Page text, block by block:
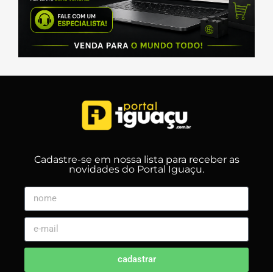
Cadastre-se em nossa lista para receber as
novidades do Portal Iguaçu.
cadastrar